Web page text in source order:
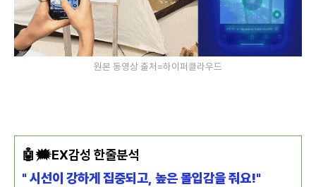
원본 동영상 출처=하이퍼클라우드
🤖🗯️EX감성 한줄분석
"시선이 강하게 집중되고, 높은 몰입감을 줘요!"